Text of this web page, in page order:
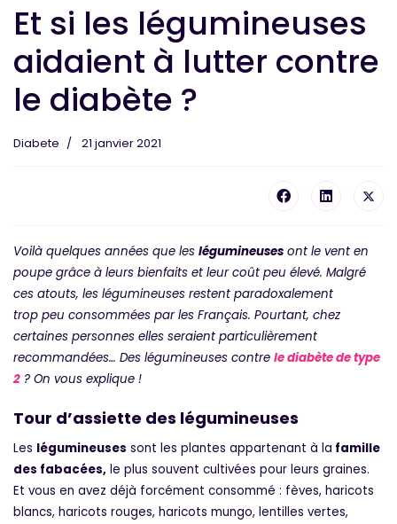
Et si les légumineuses
aidaient à lutter contre
le diabète ?
Diabete 21 janvier 2021
Voilà quelques années que les légumineuses ont le vent en
poupe grâce à leurs bienfaits et leur coût peu élevé. Malgré
ces atouts, les légumineuses restent paradoxalement
trop peu consommées par les Français. Pourtant, chez
certaines personnes elles seraient particulièrement
recommandées… Des légumineuses contre le diabète de type
2 ? On vous explique !
Tour d’assiette des légumineuses
Les légumineuses sont les plantes appartenant à la famille
des fabacées, le plus souvent cultivées pour leurs graines.
Et vous en avez déjà forcément consommé : fèves, haricots
blancs, haricots rouges, haricots mungo, lentilles vertes,